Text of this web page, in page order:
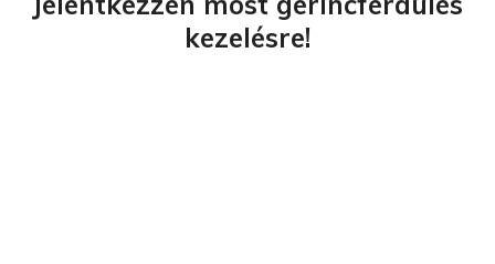
kezelésre!